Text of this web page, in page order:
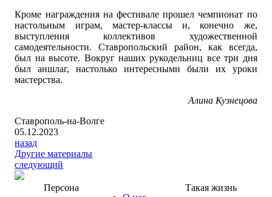
Кроме награждения на фестивале прошел чемпионат по
настольным играм, мастер-классы и, конечно же,
выступления коллективов художественной
самодеятельности. Ставропольский район, как всегда,
был на высоте. Вокруг наших рукодельниц все три дня
был аншлаг, настолько интересными были их уроки
мастерства.
Алина Кузнецова
Ставрополь-на-Волге
05.12.2023
назад
Другие материалы
следующий
Персона
Такая жизнь